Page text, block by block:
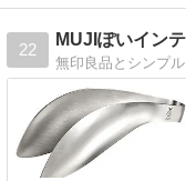
22
MUJIぽいイン